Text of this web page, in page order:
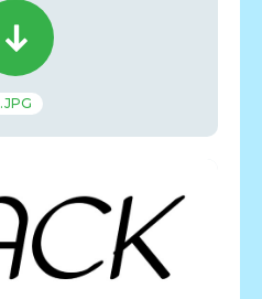
.JPG